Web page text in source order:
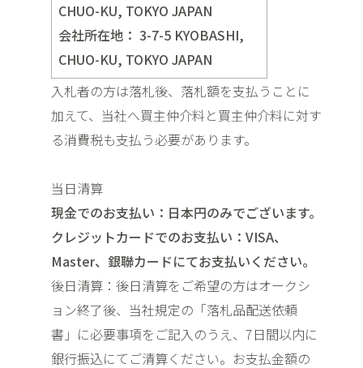
CHUO-KU, TOKYO JAPAN
会社所在地： 3-7-5 KYOBASHI,
CHUO-KU, TOKYO JAPAN
入札者の方は落札後、落札額を支払うことに
加えて、当社へ買主仲介料と買主仲介料に対す
る消費税も支払う必要があります。
当日清算
現金でのお支払い：日本円のみでございます。
クレジットカードでのお支払い：VISA、
Master、銀聯カードにてお支払いください。
後日清算：後日清算をご希望の方はオークシ
ョン終了後、当社規定の「落札品配送依頼
書」に必要事項をご記入のうえ、7日間以内に
銀行振込にてご清算ください。お支払金額の